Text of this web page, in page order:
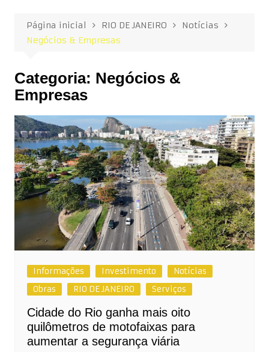
Página inicial RIO DE JANEIRO
Notícias
Negócios & Empresas
Categoria: Negócios &
Empresas
Informações Investimento
Notícias
Obras
RIO DE JANEIRO Serviços
Cidade do Rio ganha mais oito
quilômetros de motofaixas para
aumentar a segurança viária